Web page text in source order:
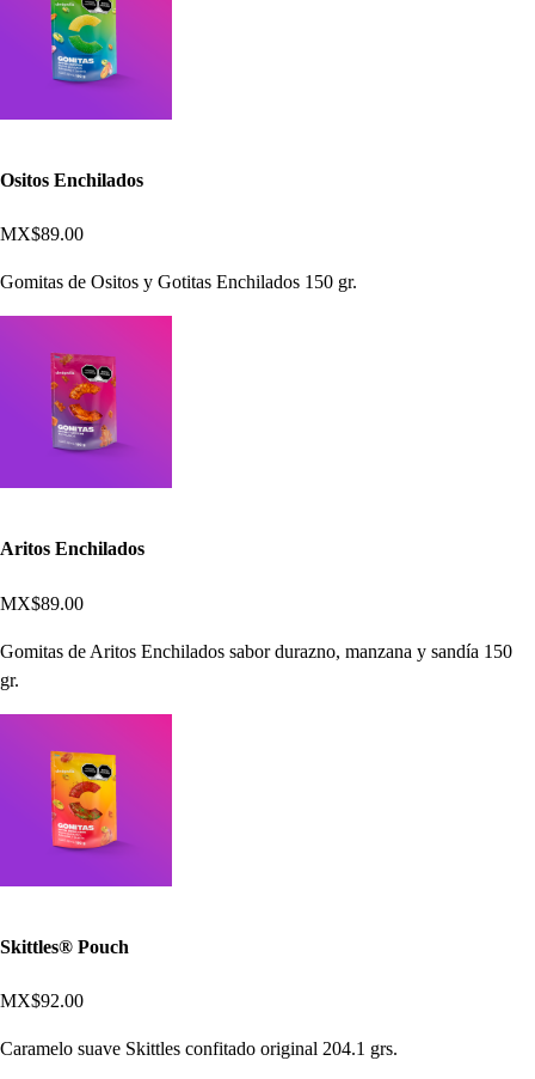
Ositos Enchilados
MX$89.00
Gomitas de Ositos y Gotitas Enchilados 150 gr.
Aritos Enchilados
MX$89.00
Gomitas de Aritos Enchilados sabor durazno, manzana y sandía 150
gr.
Skittles® Pouch
MX$92.00
Caramelo suave Skittles confitado original 204.1 grs.